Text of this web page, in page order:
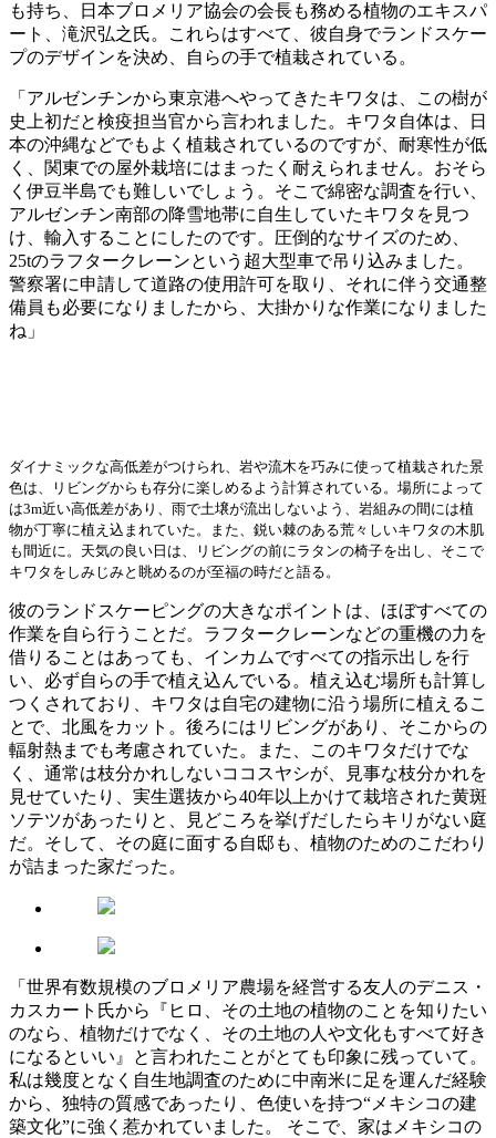
も持ち、日本ブロメリア協会の会長も務める植物のエキスパ
ート、滝沢弘之氏。これらはすべて、彼自身でランドスケー
プのデザインを決め、自らの手で植栽されている。
「アルゼンチンから東京港へやってきたキワタは、この樹が
史上初だと検疫担当官から言われました。キワタ自体は、日
本の沖縄などでもよく植栽されているのですが、耐寒性が低
く、関東での屋外栽培にはまったく耐えられません。おそら
く伊豆半島でも難しいでしょう。そこで綿密な調査を行い、
アルゼンチン南部の降雪地帯に自生していたキワタを見つ
け、輸入することにしたのです。圧倒的なサイズのため、
25tのラフタークレーンという超大型車で吊り込みました。
警察署に申請して道路の使用許可を取り、それに伴う交通整
備員も必要になりましたから、大掛かりな作業になりました
ね」
ダイナミックな高低差がつけられ、岩や流木を巧みに使って植栽された景
色は、リビングからも存分に楽しめるよう計算されている。場所によって
は3m近い高低差があり、雨で土壌が流出しないよう、岩組みの間には植
物が丁寧に植え込まれていた。また、鋭い棘のある荒々しいキワタの木肌
も間近に。天気の良い日は、リビングの前にラタンの椅子を出し、そこで
キワタをしみじみと眺めるのが至福の時だと語る。
彼のランドスケーピングの大きなポイントは、ほぼすべての
作業を自ら行うことだ。ラフタークレーンなどの重機の力を
借りることはあっても、インカムですべての指示出しを行
い、必ず自らの手で植え込んでいる。植え込む場所も計算し
つくされており、キワタは自宅の建物に沿う場所に植えるこ
とで、北風をカット。後ろにはリビングがあり、そこからの
輻射熱までも考慮されていた。また、このキワタだけでな
く、通常は枝分かれしないココスヤシが、見事な枝分かれを
見せていたり、実生選抜から40年以上かけて栽培された黄斑
ソテツがあったりと、見どころを挙げだしたらキリがない庭
だ。そして、その庭に面する自邸も、植物のためのこだわり
が詰まった家だった。
「世界有数規模のブロメリア農場を経営する友人のデニス・
カスカート氏から『ヒロ、その土地の植物のことを知りたい
のなら、植物だけでなく、その土地の人や文化もすべて好き
になるといい』と言われたことがとても印象に残っていて。
私は幾度となく自生地調査のために中南米に足を運んだ経験
から、独特の質感であったり、色使いを持つ“メキシコの建
築文化”に強く惹かれていました。 そこで、家はメキシコの